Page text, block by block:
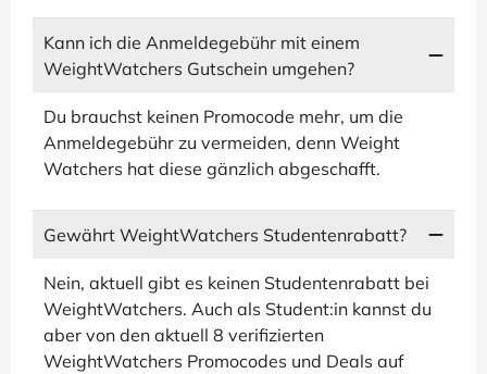
Kann ich die Anmeldegebühr mit einem
WeightWatchers Gutschein umgehen?
Du brauchst keinen Promocode mehr, um die
Anmeldegebühr zu vermeiden, denn Weight
Watchers hat diese gänzlich abgeschafft.
Gewährt WeightWatchers Studentenrabatt?
Nein, aktuell gibt es keinen Studentenrabatt bei
WeightWatchers. Auch als Student:in kannst du
aber von den aktuell 8 verifizierten
WeightWatchers Promocodes und Deals auf